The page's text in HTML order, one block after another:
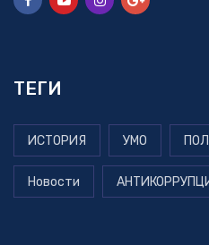
ТЕГИ
ИСТОРИЯ УМО
Новости